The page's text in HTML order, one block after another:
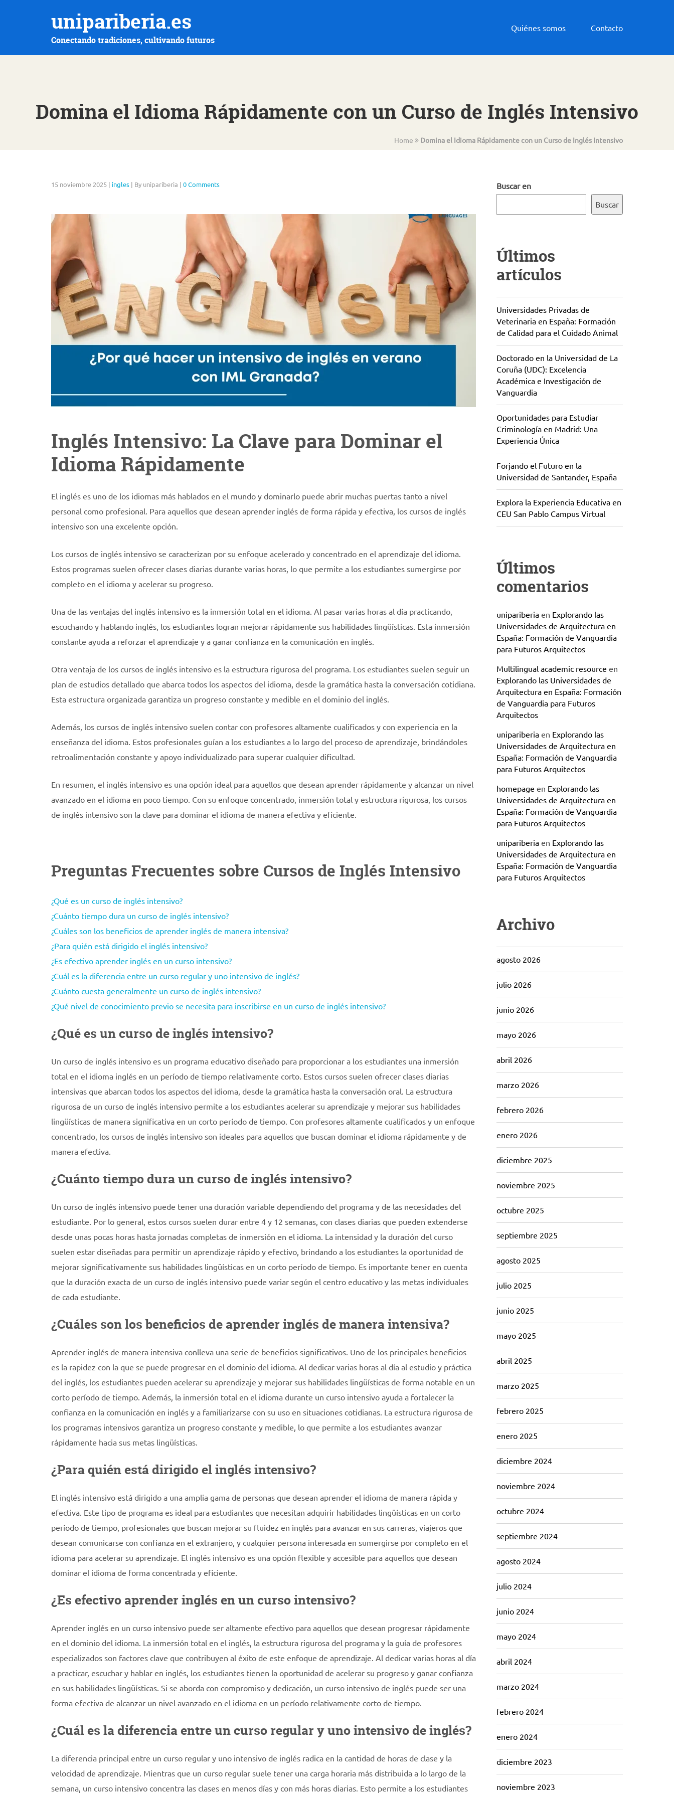
unipariberia.es
Conectando tradiciones, cultivando futuros
Quiénes somos Contacto
Domina el Idioma Rápidamente con un Curso de Inglés Intensivo
Home Domina el Idioma Rápidamente con un Curso de Inglés Intensivo
15 noviembre 2025 | ingles | By unipariberia | 0 Comments
Inglés Intensivo: La Clave para Dominar el
Idioma Rápidamente
El inglés es uno de los idiomas más hablados en el mundo y dominarlo puede abrir muchas puertas tanto a nivel
personal como profesional. Para aquellos que desean aprender inglés de forma rápida y efectiva, los cursos de inglés
intensivo son una excelente opción.
Los cursos de inglés intensivo se caracterizan por su enfoque acelerado y concentrado en el aprendizaje del idioma.
Estos programas suelen ofrecer clases diarias durante varias horas, lo que permite a los estudiantes sumergirse por
completo en el idioma y acelerar su progreso.
Una de las ventajas del inglés intensivo es la inmersión total en el idioma. Al pasar varias horas al día practicando,
escuchando y hablando inglés, los estudiantes logran mejorar rápidamente sus habilidades lingüísticas. Esta inmersión
constante ayuda a reforzar el aprendizaje y a ganar confianza en la comunicación en inglés.
Otra ventaja de los cursos de inglés intensivo es la estructura rigurosa del programa. Los estudiantes suelen seguir un
plan de estudios detallado que abarca todos los aspectos del idioma, desde la gramática hasta la conversación cotidiana.
Esta estructura organizada garantiza un progreso constante y medible en el dominio del inglés.
Además, los cursos de inglés intensivo suelen contar con profesores altamente cualificados y con experiencia en la
enseñanza del idioma. Estos profesionales guían a los estudiantes a lo largo del proceso de aprendizaje, brindándoles
retroalimentación constante y apoyo individualizado para superar cualquier dificultad.
En resumen, el inglés intensivo es una opción ideal para aquellos que desean aprender rápidamente y alcanzar un nivel
avanzado en el idioma en poco tiempo. Con su enfoque concentrado, inmersión total y estructura rigurosa, los cursos
de inglés intensivo son la clave para dominar el idioma de manera efectiva y eficiente.
Preguntas Frecuentes sobre Cursos de Inglés Intensivo
¿Qué es un curso de inglés intensivo?
¿Cuánto tiempo dura un curso de inglés intensivo?
¿Cuáles son los beneficios de aprender inglés de manera intensiva?
¿Para quién está dirigido el inglés intensivo?
¿Es efectivo aprender inglés en un curso intensivo?
¿Cuál es la diferencia entre un curso regular y uno intensivo de inglés?
¿Cuánto cuesta generalmente un curso de inglés intensivo?
¿Qué nivel de conocimiento previo se necesita para inscribirse en un curso de inglés intensivo?
¿Qué es un curso de inglés intensivo?
Un curso de inglés intensivo es un programa educativo diseñado para proporcionar a los estudiantes una inmersión
total en el idioma inglés en un período de tiempo relativamente corto. Estos cursos suelen ofrecer clases diarias
intensivas que abarcan todos los aspectos del idioma, desde la gramática hasta la conversación oral. La estructura
rigurosa de un curso de inglés intensivo permite a los estudiantes acelerar su aprendizaje y mejorar sus habilidades
lingüísticas de manera significativa en un corto período de tiempo. Con profesores altamente cualificados y un enfoque
concentrado, los cursos de inglés intensivo son ideales para aquellos que buscan dominar el idioma rápidamente y de
manera efectiva.
¿Cuánto tiempo dura un curso de inglés intensivo?
Un curso de inglés intensivo puede tener una duración variable dependiendo del programa y de las necesidades del
estudiante. Por lo general, estos cursos suelen durar entre 4 y 12 semanas, con clases diarias que pueden extenderse
desde unas pocas horas hasta jornadas completas de inmersión en el idioma. La intensidad y la duración del curso
suelen estar diseñadas para permitir un aprendizaje rápido y efectivo, brindando a los estudiantes la oportunidad de
mejorar significativamente sus habilidades lingüísticas en un corto período de tiempo. Es importante tener en cuenta
que la duración exacta de un curso de inglés intensivo puede variar según el centro educativo y las metas individuales
de cada estudiante.
¿Cuáles son los beneficios de aprender inglés de manera intensiva?
Aprender inglés de manera intensiva conlleva una serie de beneficios significativos. Uno de los principales beneficios
es la rapidez con la que se puede progresar en el dominio del idioma. Al dedicar varias horas al día al estudio y práctica
del inglés, los estudiantes pueden acelerar su aprendizaje y mejorar sus habilidades lingüísticas de forma notable en un
corto período de tiempo. Además, la inmersión total en el idioma durante un curso intensivo ayuda a fortalecer la
confianza en la comunicación en inglés y a familiarizarse con su uso en situaciones cotidianas. La estructura rigurosa de
los programas intensivos garantiza un progreso constante y medible, lo que permite a los estudiantes avanzar
rápidamente hacia sus metas lingüísticas.
¿Para quién está dirigido el inglés intensivo?
El inglés intensivo está dirigido a una amplia gama de personas que desean aprender el idioma de manera rápida y
efectiva. Este tipo de programa es ideal para estudiantes que necesitan adquirir habilidades lingüísticas en un corto
período de tiempo, profesionales que buscan mejorar su fluidez en inglés para avanzar en sus carreras, viajeros que
desean comunicarse con confianza en el extranjero, y cualquier persona interesada en sumergirse por completo en el
idioma para acelerar su aprendizaje. El inglés intensivo es una opción flexible y accesible para aquellos que desean
dominar el idioma de forma concentrada y eficiente.
¿Es efectivo aprender inglés en un curso intensivo?
Aprender inglés en un curso intensivo puede ser altamente efectivo para aquellos que desean progresar rápidamente
en el dominio del idioma. La inmersión total en el inglés, la estructura rigurosa del programa y la guía de profesores
especializados son factores clave que contribuyen al éxito de este enfoque de aprendizaje. Al dedicar varias horas al día
a practicar, escuchar y hablar en inglés, los estudiantes tienen la oportunidad de acelerar su progreso y ganar confianza
en sus habilidades lingüísticas. Si se aborda con compromiso y dedicación, un curso intensivo de inglés puede ser una
forma efectiva de alcanzar un nivel avanzado en el idioma en un período relativamente corto de tiempo.
¿Cuál es la diferencia entre un curso regular y uno intensivo de inglés?
La diferencia principal entre un curso regular y uno intensivo de inglés radica en la cantidad de horas de clase y la
velocidad de aprendizaje. Mientras que un curso regular suele tener una carga horaria más distribuida a lo largo de la
semana, un curso intensivo concentra las clases en menos días y con más horas diarias. Esto permite a los estudiantes
Buscar en
Buscar
Últimos
artículos
Universidades Privadas de
Veterinaria en España: Formación
de Calidad para el Cuidado Animal
Doctorado en la Universidad de La
Coruña (UDC): Excelencia
Académica e Investigación de
Vanguardia
Oportunidades para Estudiar
Criminología en Madrid: Una
Experiencia Única
Forjando el Futuro en la
Universidad de Santander, España
Explora la Experiencia Educativa en
CEU San Pablo Campus Virtual
Últimos
comentarios
unipariberiaen Explorando las
Universidades de Arquitectura en
España: Formación de Vanguardia
para Futuros Arquitectos
Multilingual academic resource en
Explorando las Universidades de
Arquitectura en España: Formación
de Vanguardia para Futuros
Arquitectos
unipariberiaen Explorando las
Universidades de Arquitectura en
España: Formación de Vanguardia
para Futuros Arquitectos
homepage en Explorando las
Universidades de Arquitectura en
España: Formación de Vanguardia
para Futuros Arquitectos
unipariberiaen Explorando las
Universidades de Arquitectura en
España: Formación de Vanguardia
para Futuros Arquitectos
Archivo
agosto 2026
julio 2026
junio 2026
mayo 2026
abril 2026
marzo 2026
febrero 2026
enero 2026
diciembre 2025
noviembre 2025
octubre 2025
septiembre 2025
agosto 2025
julio 2025
junio 2025
mayo 2025
abril 2025
marzo 2025
febrero 2025
enero 2025
diciembre 2024
noviembre 2024
octubre 2024
septiembre 2024
agosto 2024
julio 2024
junio 2024
mayo 2024
abril 2024
marzo 2024
febrero 2024
enero 2024
diciembre 2023
noviembre 2023